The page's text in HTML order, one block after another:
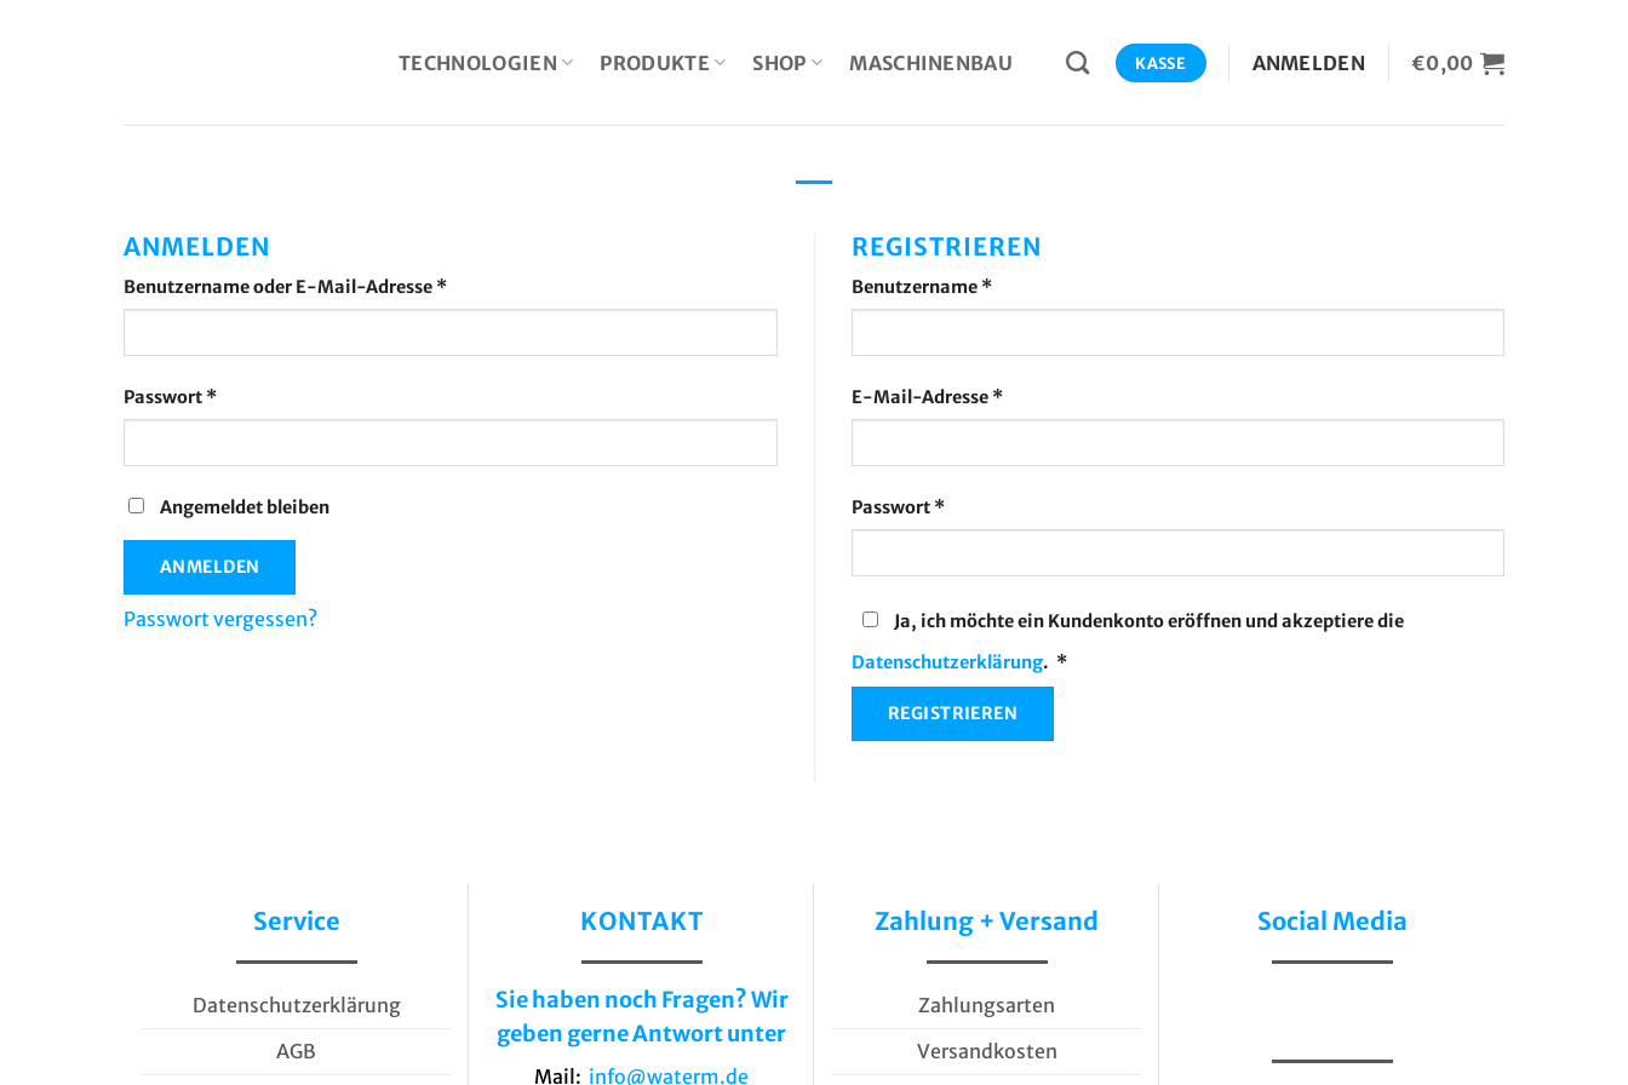
TECHNOLOGIEN PRODUKTE SHOP MASCHINENBAU KASSE ANMELDEN €0,00
ANMELDEN
Benutzername oder E-Mail-Adresse *Erforderlich
Passwort *Erforderlich
Angemeldet bleiben
ANMELDEN
Passwort vergessen?
REGISTRIEREN
Benutzername *Erforderlich
E-Mail-Adresse *Erforderlich
Passwort *Erforderlich
Ja, ich möchte ein Kundenkonto eröffnen und akzeptiere die
Datenschutzerklärung. *Erforderlich
REGISTRIEREN
Service
Datenschutzerklärung
AGB
KONTAKT
Sie haben noch Fragen? Wir
geben gerne Antwort unter
Mail: info@waterm.de
Zahlung + Versand
Zahlungsarten
Versandkosten
Social Media